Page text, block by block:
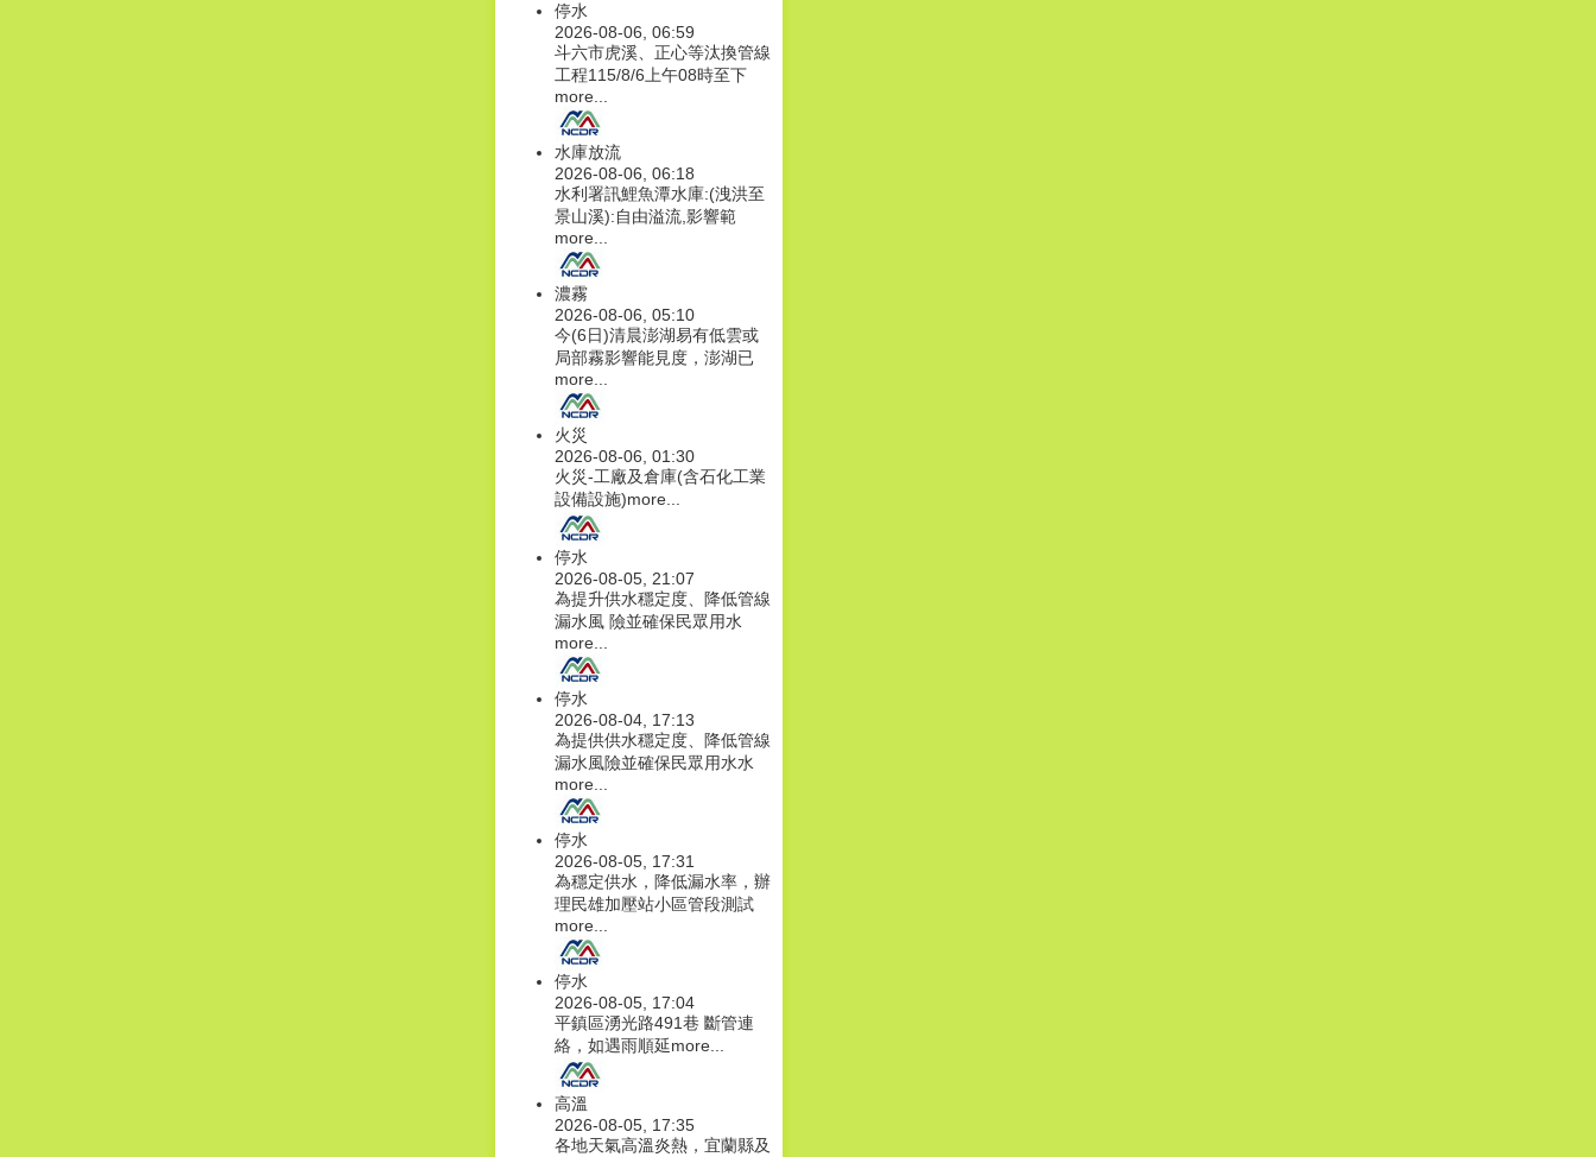
停水
2026-08-06, 06:59
斗六市虎溪、正心等汰換管線
工程115/8/6上午08時至下
more...
水庫放流
2026-08-06, 06:18
水利署訊鯉魚潭水庫:(洩洪至
景山溪):自由溢流,影響範
more...
濃霧
2026-08-06, 05:10
今(6日)清晨澎湖易有低雲或
局部霧影響能見度，澎湖已
more...
火災
2026-08-06, 01:30
火災-工廠及倉庫(含石化工業
設備設施)more...
停水
2026-08-05, 21:07
為提升供水穩定度、降低管線
漏水風 險並確保民眾用水
more...
停水
2026-08-04, 17:13
為提供供水穩定度、降低管線
漏水風險並確保民眾用水水
more...
停水
2026-08-05, 17:31
為穩定供水，降低漏水率，辦
理民雄加壓站小區管段測試
more...
停水
2026-08-05, 17:04
平鎮區湧光路491巷 斷管連
絡，如遇雨順延more...
高溫
2026-08-05, 17:35
各地天氣高溫炎熱，宜蘭縣及